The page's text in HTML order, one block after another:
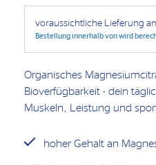
Organisches
Bioverfügbarkeit - dein
Muskeln, Leistung und
hoher Gehalt an
voraussichtliche Lieferung
Bestellung innerhalb vonwird